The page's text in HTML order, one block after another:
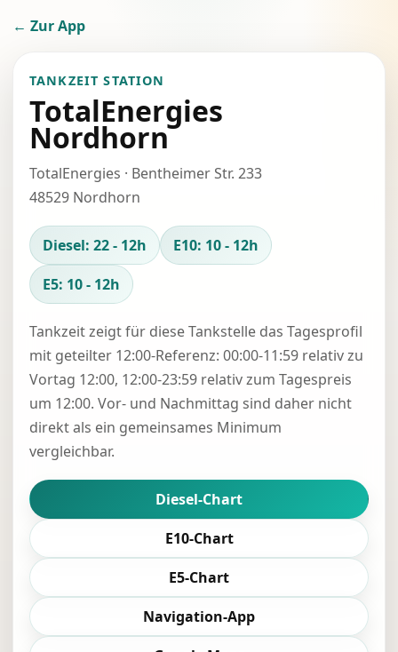
← Zur App
TANKZEIT STATION
TotalEnergies
Nordhorn
TotalEnergies · Bentheimer Str. 233
48529 Nordhorn
Diesel: 22 - 12h
E10: 10 - 12h
E5: 10 - 12h
Tankzeit zeigt für diese Tankstelle das Tagesprofil
mit geteilter 12:00-Referenz: 00:00-11:59 relativ zu
Vortag 12:00, 12:00-23:59 relativ zum Tagespreis
um 12:00. Vor- und Nachmittag sind daher nicht
direkt als ein gemeinsames Minimum
vergleichbar.
Diesel-Chart
E10-Chart
E5-Chart
Navigation-App